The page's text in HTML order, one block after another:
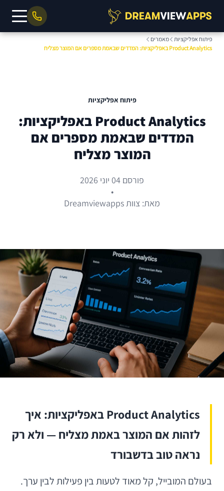
פיתוח אפליקציות
מאמרים
Product Analytics באפליקציות: המדדים שבאמת מספרים אם המוצר מצליח
פיתוח אפליקציות
Product Analytics באפליקציות:
המדדים שבאמת מספרים אם
המוצר מצליח
פורסם 04 יוני 2026
•
מאת: צוות Dreamviewapps
Product Analytics באפליקציות: איך
לזהות אם המוצר באמת מצליח — ולא רק
נראה טוב בדשבורד
בעולם המובייל, קל מאוד לטעות בין פעילות לבין ערך.